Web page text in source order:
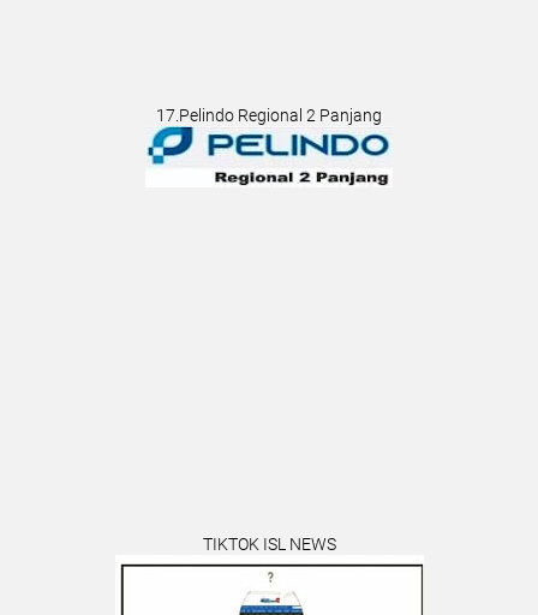
17.Pelindo Regional 2 Panjang
TIKTOK ISL NEWS